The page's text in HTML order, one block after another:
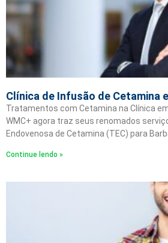
Clínica de Infusão de Cetamina
Tratamentos com Cetamina na Clínica
WMC+ agora traz seus renomados
Endovenosa de Cetamina (TEC) para
Continue lendo »